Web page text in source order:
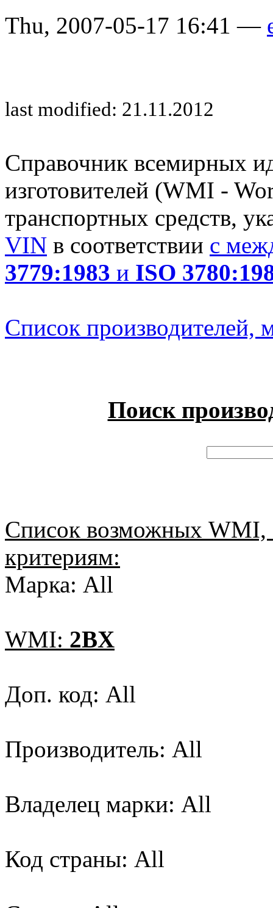
Thu, 2007-05-17 16:41 —
last modified: 21.11.2012
Справочник всемирных
изготовителей (WMI -
транспортных средств,
VIN в соответствии с
3779:1983 и ISO
Список производителей,
Поиск
Список возможных
критериям:
Марка: All
WMI: 2BX
Доп. код: All
Производитель: All
Владелец марки: All
Код страны: All